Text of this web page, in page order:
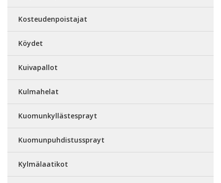
Kosteudenpoistajat
Köydet
Kuivapallot
Kulmahelat
Kuomunkyllästesprayt
Kuomunpuhdistussprayt
Kylmälaatikot